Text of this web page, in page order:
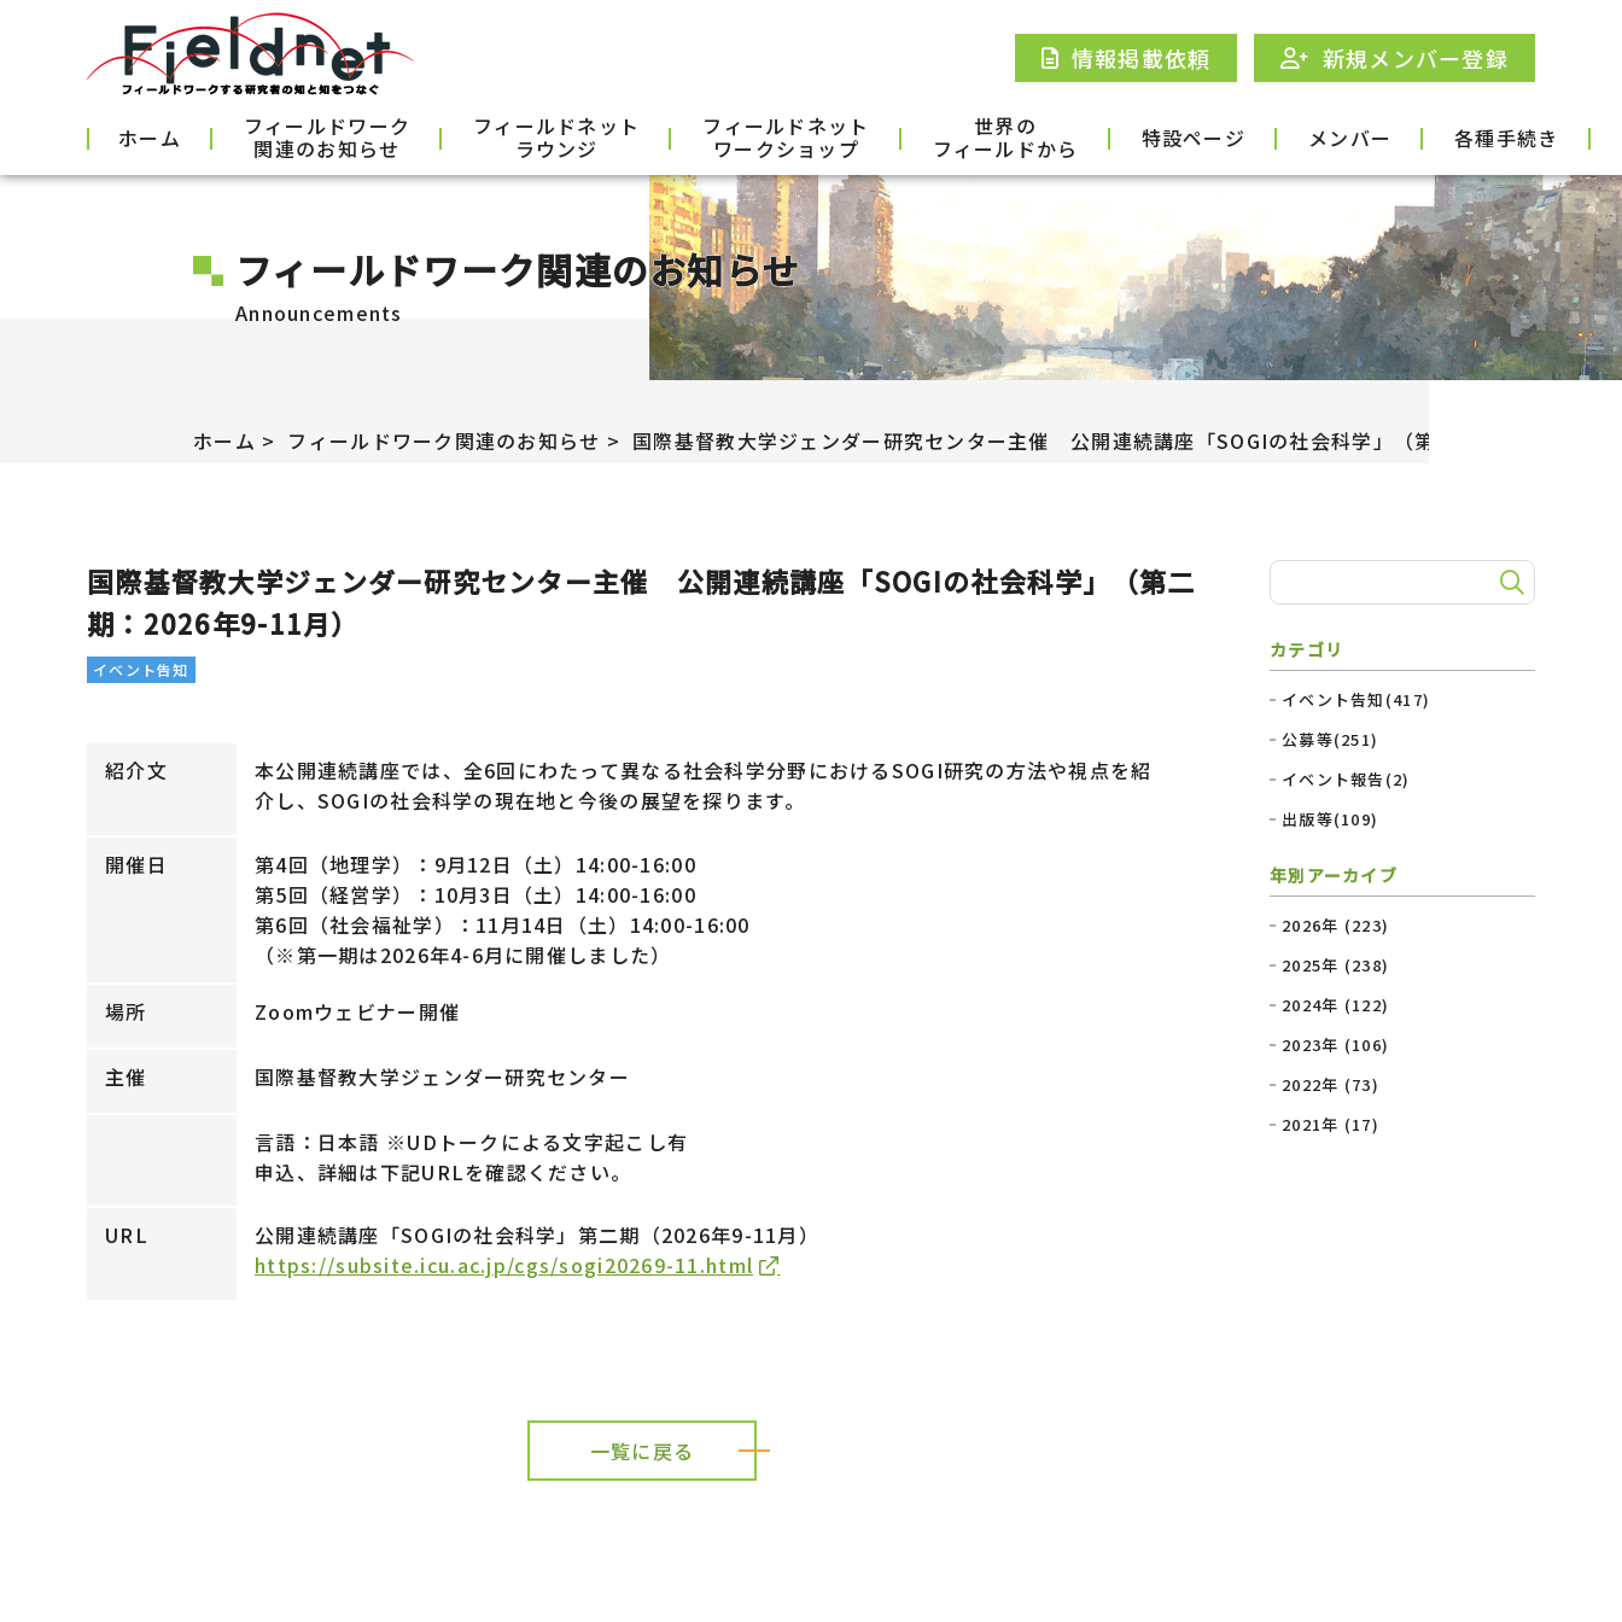
情報掲載依頼 新規メンバー登録
ホーム フィールドワーク
関連のお知らせ
フィールドネット
ラウンジ
フィールドネット
ワークショップ
世界の
フィールドから 特設ページ メンバー 各種手続き
フィールドワーク関連のお知らせ
Announcements
ホーム フィールドワーク関連のお知らせ 国際基督教大学ジェンダー研究センター主催 公開連続講座「SOGIの社会科学」（第二期：2026年9-11
国際基督教大学ジェンダー研究センター主催 公開連続講座「SOGIの社会科学」（第二
期：2026年9-11月）
イベント告知
紹介文
本公開連続講座では、全6回にわたって異なる社会科学分野におけるSOGI研究の方法や視点を紹
介し、SOGIの社会科学の現在地と今後の展望を探ります。
開催日
第4回（地理学）：9月12日（土）14:00-16:00
第5回（経営学）：10月3日（土）14:00-16:00
第6回（社会福祉学）：11月14日（土）14:00-16:00
（※第一期は2026年4-6月に開催しました）
場所
Zoomウェビナー開催
主催 国際基督教大学ジェンダー研究センター
⾔語：日本語 ※UDトークによる文字起こし有
申込、詳細は下記URLを確認ください。
URL
公開連続講座「SOGIの社会科学」第二期（2026年9-11月）
https://subsite.icu.ac.jp/cgs/sogi20269-11.html
一覧に戻る
カテゴリ
イベント告知(417)
公募等(251)
イベント報告(2)
出版等(109)
年別アーカイブ
2026年 (223)
2025年 (238)
2024年 (122)
2023年 (106)
2022年 (73)
2021年 (17)